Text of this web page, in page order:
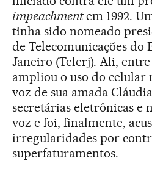
impeachmentem 1992.
tinha sido nomeado
de Telecomunicações do
Janeiro (Telerj). Ali, entre
ampliou o uso do celular
voz de sua amada
secretárias eletrônicas e
voz e foi, finalmente,
irregularidades por
superfaturamentos.